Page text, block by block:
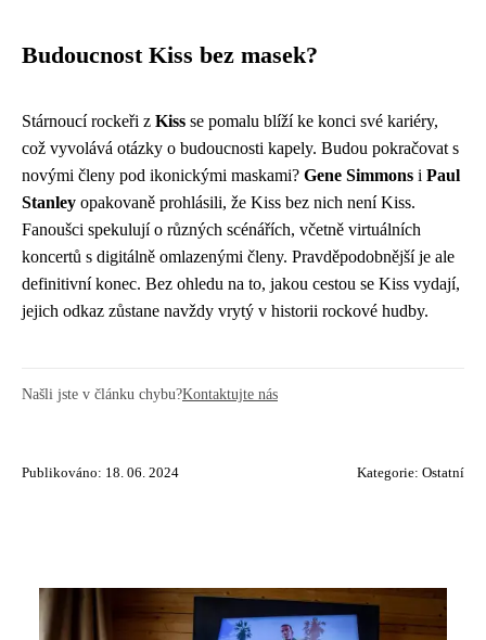
Budoucnost Kiss bez masek?
Stárnoucí rockeři z Kiss se pomalu blíží ke konci své kariéry,
což vyvolává otázky o budoucnosti kapely. Budou pokračovat s
novými členy pod ikonickými maskami? Gene Simmons i Paul
Stanley opakovaně prohlásili, že Kiss bez nich není Kiss.
Fanoušci spekulují o různých scénářích, včetně virtuálních
koncertů s digitálně omlazenými členy. Pravděpodobnější je ale
definitivní konec. Bez ohledu na to, jakou cestou se Kiss vydají,
jejich odkaz zůstane navždy vrytý v historii rockové hudby.
Našli jste v článku chybu?Kontaktujte nás
Publikováno: 18. 06. 2024 Kategorie: Ostatní